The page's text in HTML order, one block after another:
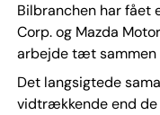
Bilbranchen har fået
Corp. og Mazda
arbejde tæt sammen
Det langsigtede
vidtrækkende end